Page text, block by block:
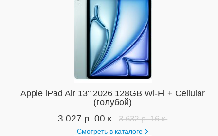
Apple iPad Air 13" 2026 128GB Wi-Fi + Cellular
(голубой)
3 027 р. 00 к. 3 632 р. 16 к.
Смотреть в каталоге